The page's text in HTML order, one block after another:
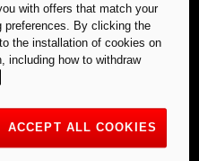
with offers that match your
preferences. By clicking the
the installation of cookies on
including how to withdraw
ACCEPT ALL COOKIES